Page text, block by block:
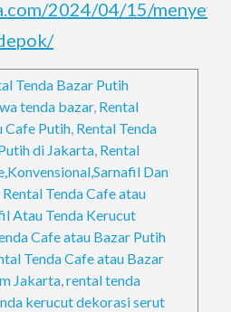
2024/04/15/
Tenda Bazar Putih
tenda bazar, Rental
Cafe Putih, Rental Tenda
di Jakarta, Rental
Dan
Rental Tenda Cafe atau
Atau Tenda Kerucut
Cafe atau Bazar Putih
Tenda Cafe atau Bazar
Jakarta,rental tenda
kerucut dekorasi serut